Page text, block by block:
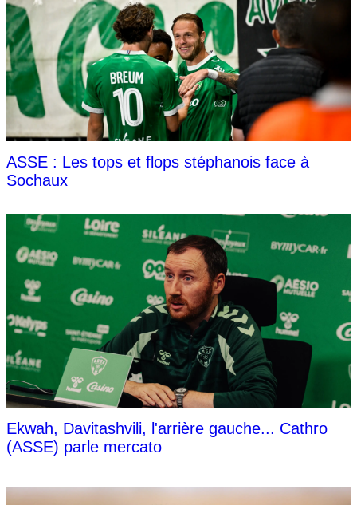
ASSE : Les tops et flops stéphanois face à
Sochaux
Ekwah, Davitashvili, l'arrière gauche... Cathro
(ASSE) parle mercato